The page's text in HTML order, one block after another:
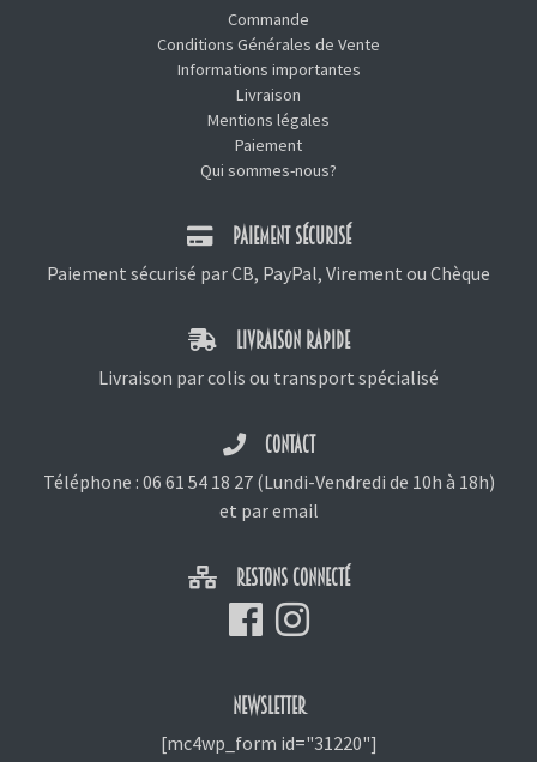
Commande
Conditions Générales de Vente
Informations importantes
Livraison
Mentions légales
Paiement
Qui sommes-nous?
PAIEMENT SÉCURISÉ
Paiement sécurisé par CB, PayPal, Virement ou Chèque
LIVRAISON RAPIDE
Livraison par colis ou transport spécialisé
CONTACT
Téléphone : 06 61 54 18 27(Lundi-Vendredi de 10h à 18h)
et par email
RESTONS CONNECTÉ
NEWSLETTER
[mc4wp_form id="31220"]